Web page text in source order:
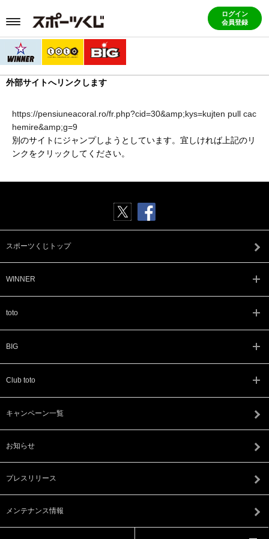
ログイン
会員登録
外部サイトへリンクします
https://pensiuneacoral.ro/fr.php?cid=30&amp;kys=kujten pull cac
hemire&amp;g=9
別のサイトにジャンプしようとしています。宜しければ上記のリ
ンクをクリックしてください。
スポーツくじトップ
WINNER
toto
BIG
Club toto
キャンペーン一覧
お知らせ
プレスリリース
メンテナンス情報